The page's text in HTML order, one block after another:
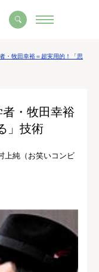
・牧田幸裕＝超実用的！「思
・牧田幸裕
」技術
上純（お笑いコンビ